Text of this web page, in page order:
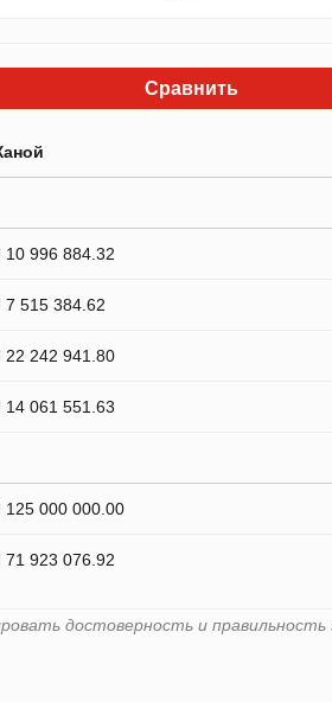
Сравнить
10 996 884.32
7 515 384.62
22 242 941.80
14 061 551.63
125 000 000.00
71 923 076.92
достоверность и правильность